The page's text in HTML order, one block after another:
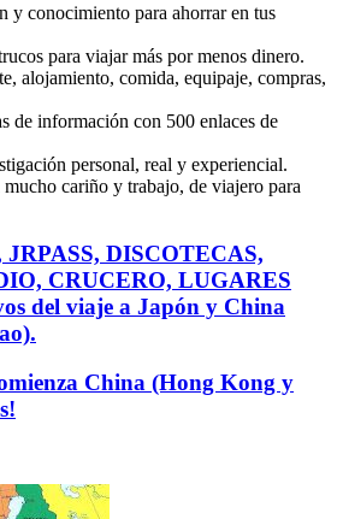
y conocimiento para ahorrar en tus
para viajar más por menos dinero.
alojamiento, comida, equipaje, compras,
de información con 500 enlaces de
personal, real y experiencial.
cariño y trabajo, de viajero para
DISCOTECAS,
CRUCERO, LUGARES
del viaje a Japón y China
China (Hong Kong y